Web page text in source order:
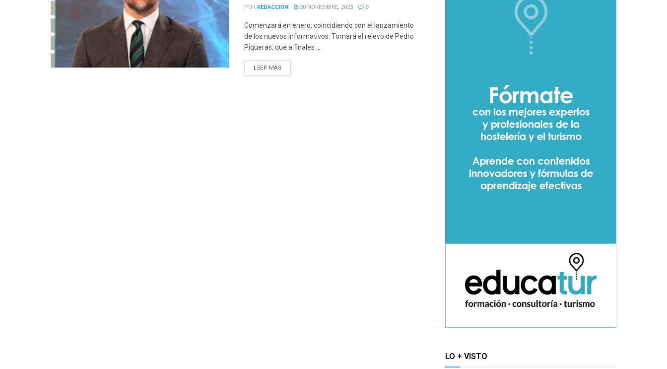
POR REDACCION 20 NOVIEMBRE, 2023 0
Comenzará en enero, coincidiendo con el lanzamiento
de los nuevos informativos. Tomará el relevo de Pedro
Piqueras, que a finales ...
LEER MÁS
LO + VISTO